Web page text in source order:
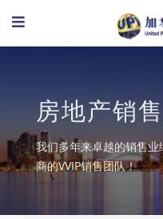
房地产销
我们多年来卓越的销售
商的VVIP销售团队！